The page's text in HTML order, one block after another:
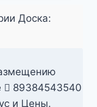
Доска:
89384543540
и Цены.